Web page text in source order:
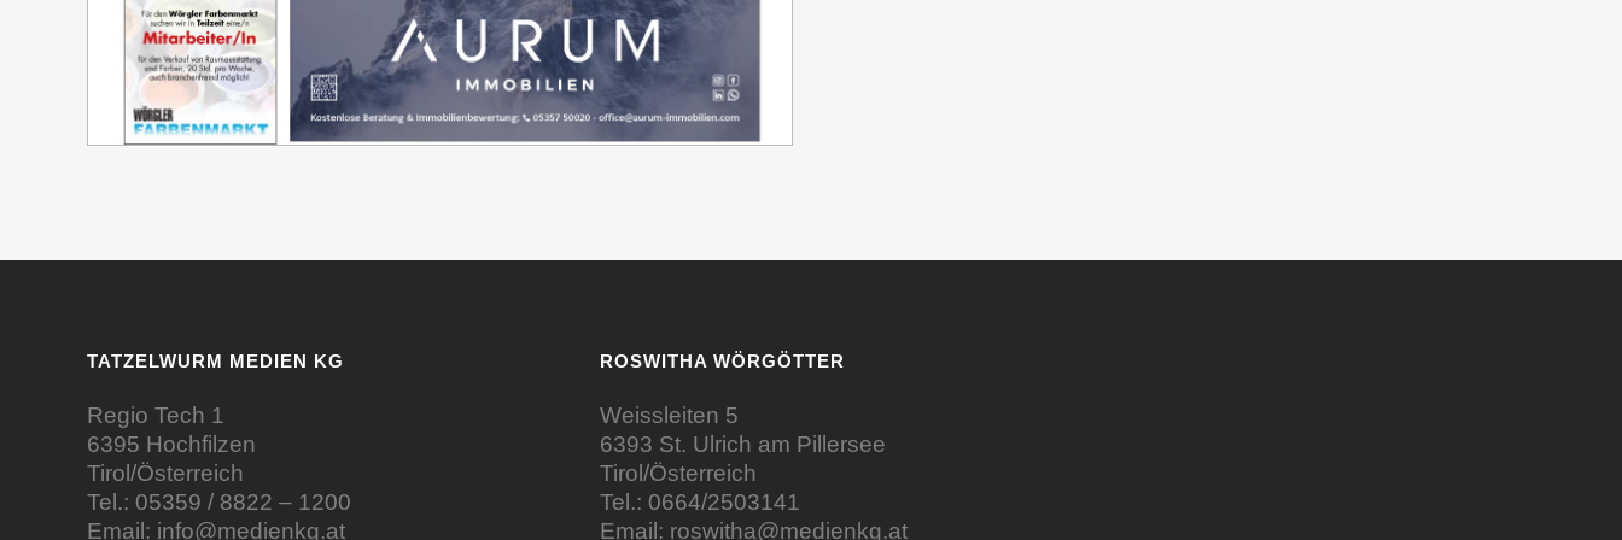
TATZELWURM MEDIEN KG
Regio Tech 1
6395 Hochfilzen
Tirol/Österreich
Tel.: 05359 / 8822 – 1200
Email: info@medienkg.at
ROSWITHA WÖRGÖTTER
Weissleiten 5
6393 St. Ulrich am Pillersee
Tirol/Österreich
Tel.: 0664/2503141
Email: roswitha@medienkg.at